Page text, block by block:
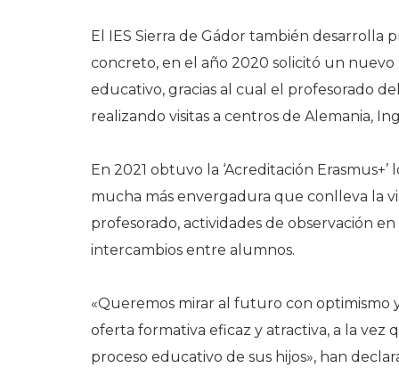
El IES Sierra de Gádor también desarrolla
concreto, en el año 2020 solicitó un
educativo, gracias al cual el profesorado
realizando visitas a centros de Alemania,
En 2021 obtuvo la ‘Acreditación
mucha más envergadura que conlleva la
profesorado, actividades de observación
intercambios entre alumnos.
«Queremos mirar al futuro con
oferta formativa eficaz y atractiva, a la vez
proceso educativo de sus hijos», han